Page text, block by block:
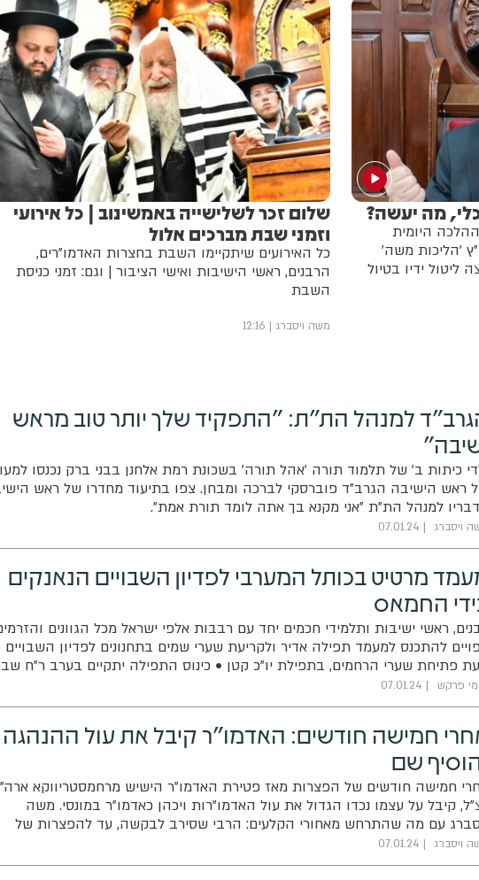
כלי, מה יעשה?
היומית
'הליכות משה'
ידיו בטיול
שלום זכר לשלישייה באמשינוב | כל אירועי
וזמני שבת מברכים אלול
כל האירועים שיתקיימו השבת בחצרות האדמו"רים,
הרבנים, ראשי הישיבות ואישי הציבור | וגם: זמני כניסת
השבת
משה ויסברג 12:16
למנהל הת"ת: "התפקיד שלך יותר טוב מראש
כיתות ב' של תלמוד תורה 'אהל תורה' בשכונת רמת אלחנן בבני ברק נכנסו
ראש הישיבה הגרב"ד פוברסקי לברכה ומבחן. צפו בתיעוד מחדרו של ראש
למנהל הת"ת "אני מקנא בך אתה לומד תורת אמת".
ויסברג 07.01.24
מרטיט בכותל המערבי לפדיון השבויים הנאנקים
החמאס
ראשי ישיבות ותלמידי חכמים יחד עם רבבות אלפי ישראל מכל הגוונים
להתכנס למעמד תפילה אדיר ולקריעת שערי שמים בתחנונים לפדיון השבויים
פתיחת שערי הרחמים, בתפילת יו"כ קטן • כינוס התפילה יתקיים בערב ר"ח
בתחבורה ציבורית בלבד ובאוטובוסים ישירים מכל רחבי הארץ
פרקש 07.01.24
חמישה חודשים: האדמו"ר קיבל את עול ההנהגה
שם
חמישה חודשים של הפצרות מאז פטירת האדמו"ר הישיש מרחמסטריווקא
קיבל על עצמו נכדו הגדול את עול האדמו"רות ויכהן כאדמו"ר במונסי. משה
עם מה שהתרחש מאחורי הקלעים: הרבי שסירב לבקשה, עד להפצרות של
האדמו"רים. האזינו להקלטה של הרבי במוצאי שבתויסברג 07.01.24